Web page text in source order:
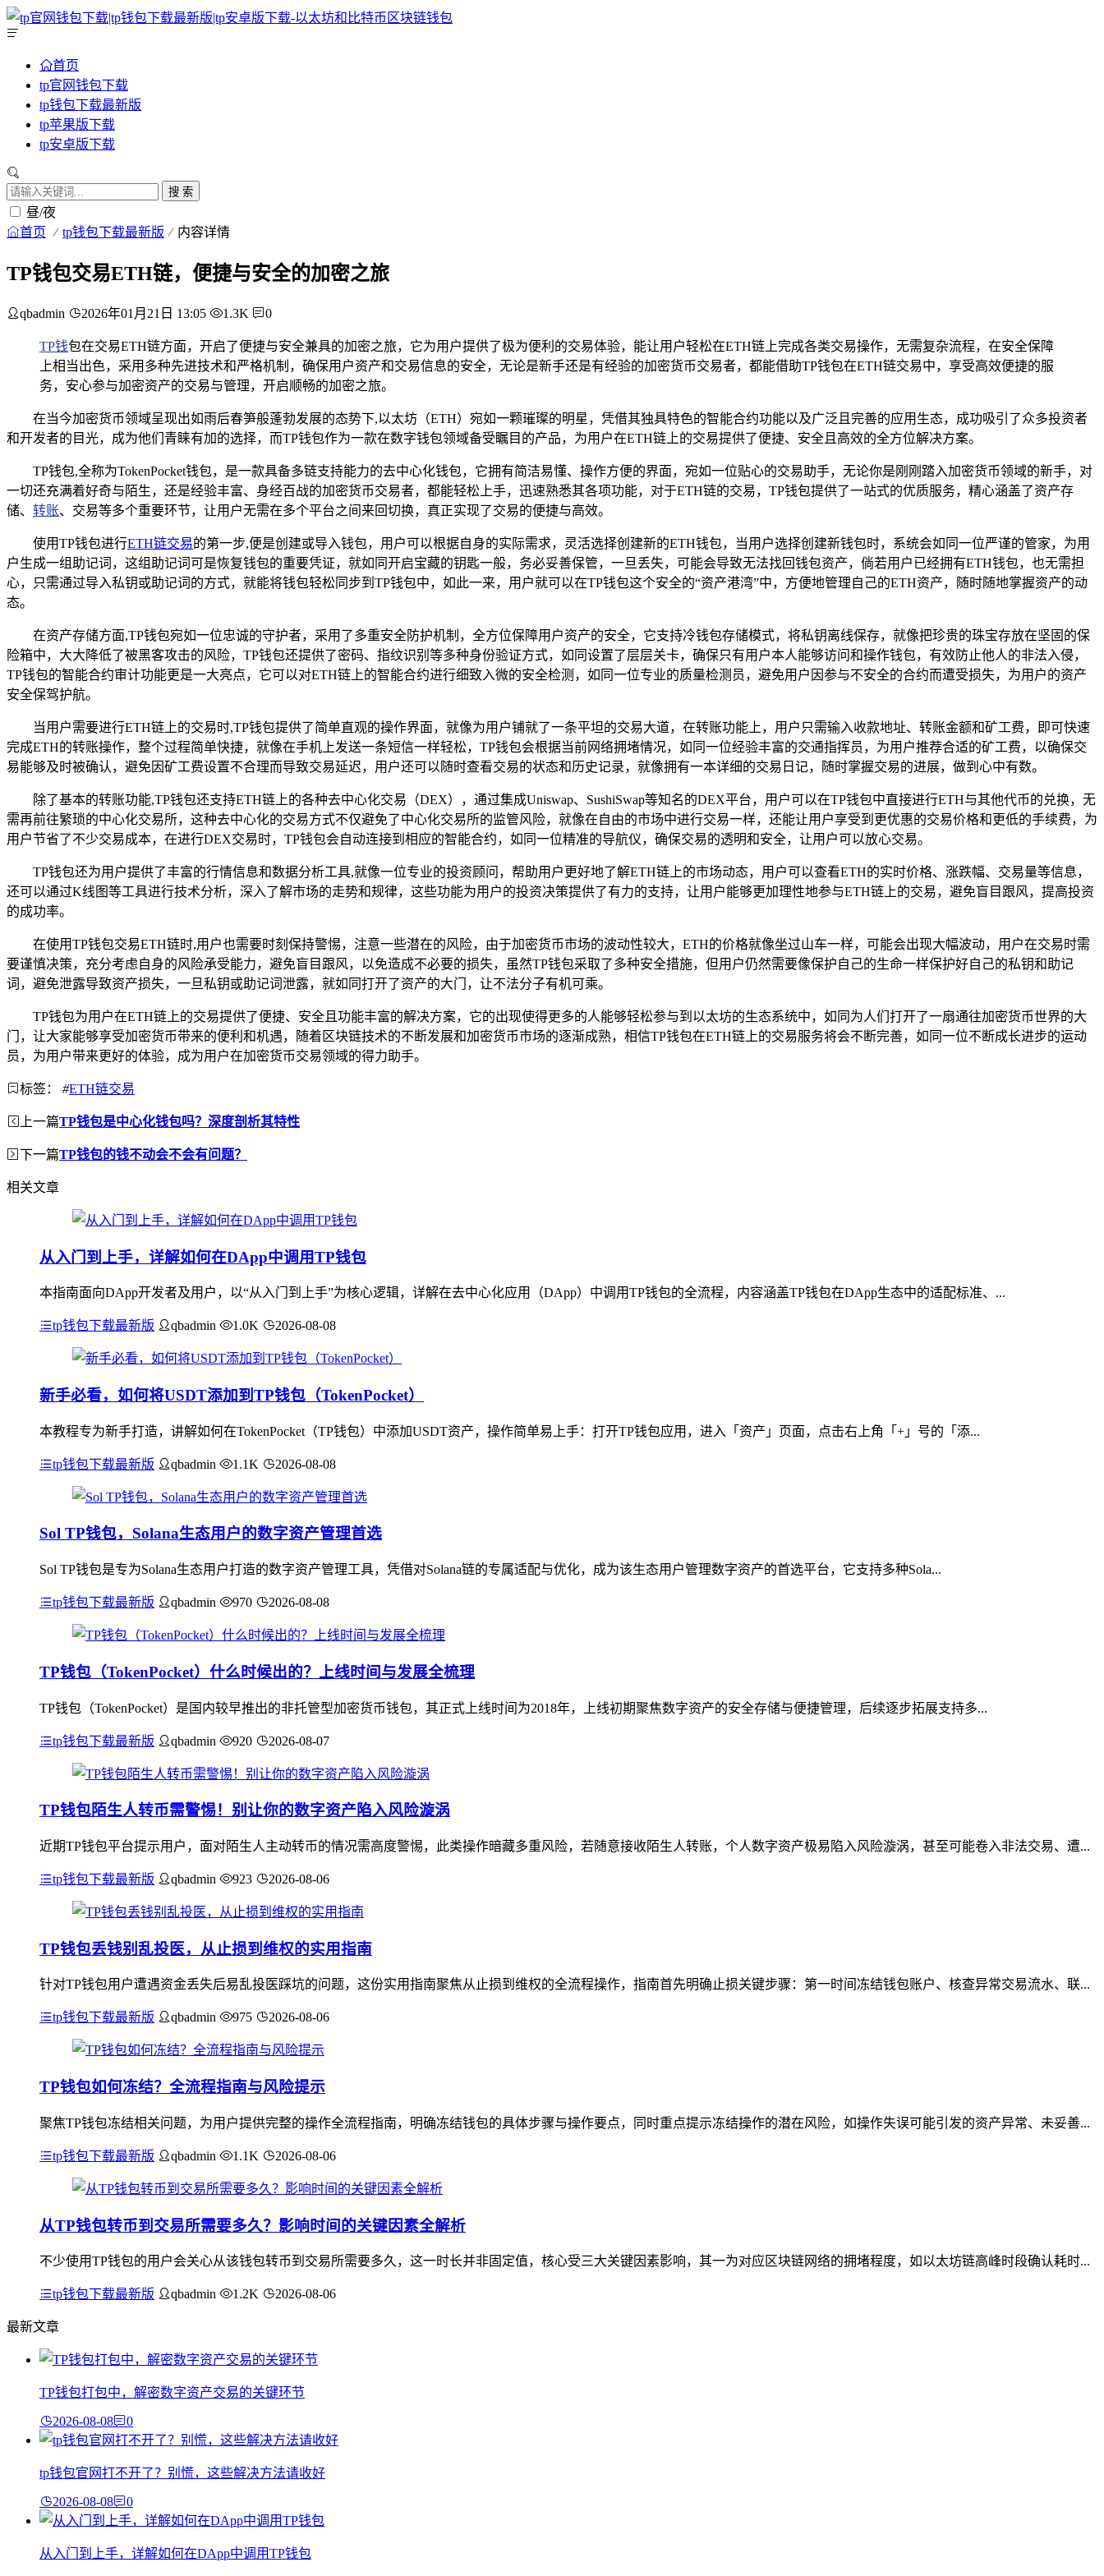
首页
tp官网钱包下载
tp钱包下载最新版
tp苹果版下载
tp安卓版下载
搜 索
昼/夜
首页 tp钱包下载最新版 内容详情
TP钱包交易ETH链，便捷与安全的加密之旅
qbadmin 2026年01月21日 13:05 1.3K 0
TP钱包在交易ETH链方面，开启了便捷与安全兼具的加密之旅，它为用户提供了极为便利的交易体验，能让用户轻松在ETH链上完成各类交易操作，无需复杂流程，在安全保障
上相当出色，采用多种先进技术和严格机制，确保用户资产和交易信息的安全，无论是新手还是有经验的加密货币交易者，都能借助TP钱包在ETH链交易中，享受高效便捷的服
务，安心参与加密资产的交易与管理，开启顺畅的加密之旅。
在当今加密货币领域呈现出如雨后春笋般蓬勃发展的态势下,以太坊（ETH）宛如一颗璀璨的明星，凭借其独具特色的智能合约功能以及广泛且完善的应用生态，成功吸引了众多投资者
和开发者的目光，成为他们青睐有加的选择，而TP钱包作为一款在数字钱包领域备受瞩目的产品，为用户在ETH链上的交易提供了便捷、安全且高效的全方位解决方案。
TP钱包,全称为TokenPocket钱包，是一款具备多链支持能力的去中心化钱包，它拥有简洁易懂、操作方便的界面，宛如一位贴心的交易助手，无论你是刚刚踏入加密货币领域的新手，对
一切还充满着好奇与陌生，还是经验丰富、身经百战的加密货币交易者，都能轻松上手，迅速熟悉其各项功能，对于ETH链的交易，TP钱包提供了一站式的优质服务，精心涵盖了资产存
储、 转账、交易等多个重要环节，让用户无需在多个平台之间来回切换，真正实现了交易的便捷与高效。
使用TP钱包进行ETH链交易的第一步,便是创建或导入钱包，用户可以根据自身的实际需求，灵活选择创建新的ETH钱包，当用户选择创建新钱包时，系统会如同一位严谨的管家，为用
户生成一组助记词，这组助记词可是恢复钱包的重要凭证，就如同开启宝藏的钥匙一般，务必妥善保管，一旦丢失，可能会导致无法找回钱包资产，倘若用户已经拥有ETH钱包，也无需担
心，只需通过导入私钥或助记词的方式，就能将钱包轻松同步到TP钱包中，如此一来，用户就可以在TP钱包这个安全的“资产港湾”中，方便地管理自己的ETH资产，随时随地掌握资产的动
态。
在资产存储方面,TP钱包宛如一位忠诚的守护者，采用了多重安全防护机制，全方位保障用户资产的安全，它支持冷钱包存储模式，将私钥离线保存，就像把珍贵的珠宝存放在坚固的保
险箱中，大大降低了被黑客攻击的风险，TP钱包还提供了密码、指纹识别等多种身份验证方式，如同设置了层层关卡，确保只有用户本人能够访问和操作钱包，有效防止他人的非法入侵，
TP钱包的智能合约审计功能更是一大亮点，它可以对ETH链上的智能合约进行细致入微的安全检测，如同一位专业的质量检测员，避免用户因参与不安全的合约而遭受损失，为用户的资产
安全保驾护航。
当用户需要进行ETH链上的交易时,TP钱包提供了简单直观的操作界面，就像为用户铺就了一条平坦的交易大道，在转账功能上，用户只需输入收款地址、转账金额和矿工费，即可快速
完成ETH的转账操作，整个过程简单快捷，就像在手机上发送一条短信一样轻松，TP钱包会根据当前网络拥堵情况，如同一位经验丰富的交通指挥员，为用户推荐合适的矿工费，以确保交
易能够及时被确认，避免因矿工费设置不合理而导致交易延迟，用户还可以随时查看交易的状态和历史记录，就像拥有一本详细的交易日记，随时掌握交易的进展，做到心中有数。
除了基本的转账功能,TP钱包还支持ETH链上的各种去中心化交易（DEX），通过集成Uniswap、SushiSwap等知名的DEX平台，用户可以在TP钱包中直接进行ETH与其他代币的兑换，无
需再前往繁琐的中心化交易所，这种去中心化的交易方式不仅避免了中心化交易所的监管风险，就像在自由的市场中进行交易一样，还能让用户享受到更优惠的交易价格和更低的手续费，为
用户节省了不少交易成本，在进行DEX交易时，TP钱包会自动连接到相应的智能合约，如同一位精准的导航仪，确保交易的透明和安全，让用户可以放心交易。
TP钱包还为用户提供了丰富的行情信息和数据分析工具,就像一位专业的投资顾问，帮助用户更好地了解ETH链上的市场动态，用户可以查看ETH的实时价格、涨跌幅、交易量等信息，
还可以通过K线图等工具进行技术分析，深入了解市场的走势和规律，这些功能为用户的投资决策提供了有力的支持，让用户能够更加理性地参与ETH链上的交易，避免盲目跟风，提高投资
的成功率。
在使用TP钱包交易ETH链时,用户也需要时刻保持警惕，注意一些潜在的风险，由于加密货币市场的波动性较大，ETH的价格就像坐过山车一样，可能会出现大幅波动，用户在交易时需
要谨慎决策，充分考虑自身的风险承受能力，避免盲目跟风，以免造成不必要的损失，虽然TP钱包采取了多种安全措施，但用户仍然需要像保护自己的生命一样保护好自己的私钥和助记
词，避免泄露导致资产损失，一旦私钥或助记词泄露，就如同打开了资产的大门，让不法分子有机可乘。
TP钱包为用户在ETH链上的交易提供了便捷、安全且功能丰富的解决方案，它的出现使得更多的人能够轻松参与到以太坊的生态系统中，如同为人们打开了一扇通往加密货币世界的大
门，让大家能够享受加密货币带来的便利和机遇，随着区块链技术的不断发展和加密货币市场的逐渐成熟，相信TP钱包在ETH链上的交易服务将会不断完善，如同一位不断成长进步的运动
员，为用户带来更好的体验，成为用户在加密货币交易领域的得力助手。
标签： #ETH链交易
上一篇TP钱包是中心化钱包吗？深度剖析其特性
下一篇TP钱包的钱不动会不会有问题？
相关文章
从入门到上手，详解如何在DApp中调用TP钱包
本指南面向DApp开发者及用户，以“从入门到上手”为核心逻辑，详解在去中心化应用（DApp）中调用TP钱包的全流程，内容涵盖TP钱包在DApp生态中的适配标准、...
tp钱包下载最新版 qbadmin 1.0K 2026-08-08
新手必看，如何将USDT添加到TP钱包（TokenPocket）
本教程专为新手打造，讲解如何在TokenPocket（TP钱包）中添加USDT资产，操作简单易上手：打开TP钱包应用，进入「资产」页面，点击右上角「+」号的「添...
tp钱包下载最新版 qbadmin 1.1K 2026-08-08
Sol TP钱包，Solana生态用户的数字资产管理首选
Sol TP钱包是专为Solana生态用户打造的数字资产管理工具，凭借对Solana链的专属适配与优化，成为该生态用户管理数字资产的首选平台，它支持多种Sola...
tp钱包下载最新版 qbadmin 970 2026-08-08
TP钱包（TokenPocket）什么时候出的？上线时间与发展全梳理
TP钱包（TokenPocket）是国内较早推出的非托管型加密货币钱包，其正式上线时间为2018年，上线初期聚焦数字资产的安全存储与便捷管理，后续逐步拓展支持多...
tp钱包下载最新版 qbadmin 920 2026-08-07
TP钱包陌生人转币需警惕！别让你的数字资产陷入风险漩涡
近期TP钱包平台提示用户，面对陌生人主动转币的情况需高度警惕，此类操作暗藏多重风险，若随意接收陌生人转账，个人数字资产极易陷入风险漩涡，甚至可能卷入非法交易、遭...
tp钱包下载最新版 qbadmin 923 2026-08-06
TP钱包丢钱别乱投医，从止损到维权的实用指南
针对TP钱包用户遭遇资金丢失后易乱投医踩坑的问题，这份实用指南聚焦从止损到维权的全流程操作，指南首先明确止损关键步骤：第一时间冻结钱包账户、核查异常交易流水、联...
tp钱包下载最新版 qbadmin 975 2026-08-06
TP钱包如何冻结？全流程指南与风险提示
聚焦TP钱包冻结相关问题，为用户提供完整的操作全流程指南，明确冻结钱包的具体步骤与操作要点，同时重点提示冻结操作的潜在风险，如操作失误可能引发的资产异常、未妥善...
tp钱包下载最新版 qbadmin 1.1K 2026-08-06
从TP钱包转币到交易所需要多久？影响时间的关键因素全解析
不少使用TP钱包的用户会关心从该钱包转币到交易所需要多久，这一时长并非固定值，核心受三大关键因素影响，其一为对应区块链网络的拥堵程度，如以太坊链高峰时段确认耗时...
tp钱包下载最新版 qbadmin 1.2K 2026-08-06
最新文章
TP钱包打包中，解密数字资产交易的关键环节
2026-08-08 0
tp钱包官网打不开了？别慌，这些解决方法请收好
2026-08-08 0
从入门到上手，详解如何在DApp中调用TP钱包